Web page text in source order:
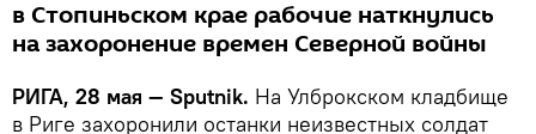
в Стопиньском крае рабочие наткнулись
на захоронение времен Северной войны
РИГА, 28 мая — Sputnik. На Улброкском кладбище
в Риге захоронили останки неизвестных солдат